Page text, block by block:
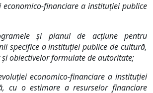
financiare a instituţiei publice
şi planul de acţiune pentru
specifice a instituţiei publice de cultură,
obiectivelor formulate de autoritate;
economico-financiare a instituţiei
cu o estimare a resurselor financiare